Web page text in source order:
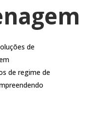
de
de regime de